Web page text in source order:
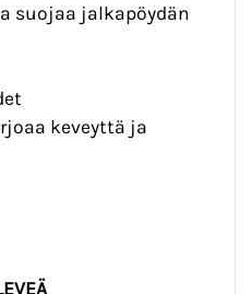
suojaa jalkapöydän
keveyttä ja